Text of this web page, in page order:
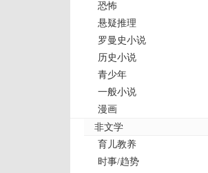
恐怖
悬疑推理
罗曼史小说
历史小说
青少年
一般小说
漫画
非文学
育儿教养
时事/趋势